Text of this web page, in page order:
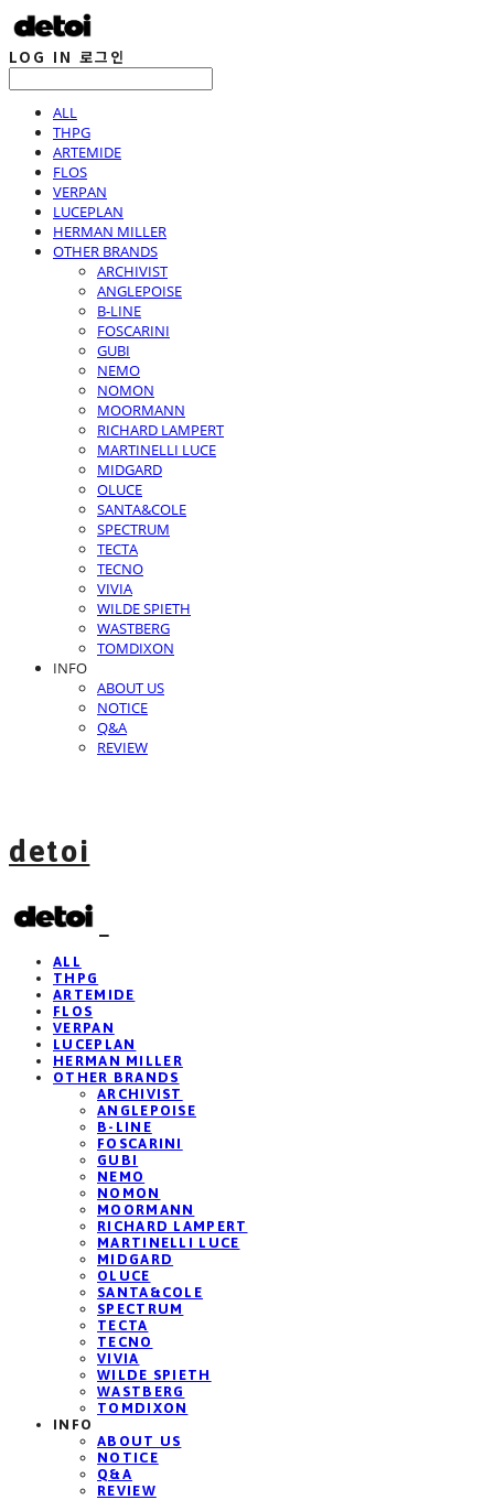
LOG IN 로그인
ALL
THPG
ARTEMIDE
FLOS
VERPAN
LUCEPLAN
HERMAN MILLER
OTHER BRANDS
ARCHIVIST
ANGLEPOISE
B-LINE
FOSCARINI
GUBI
NEMO
NOMON
MOORMANN
RICHARD LAMPERT
MARTINELLI LUCE
MIDGARD
OLUCE
SANTA&COLE
SPECTRUM
TECTA
TECNO
VIVIA
WILDE SPIETH
WASTBERG
TOMDIXON
INFO
ABOUT US
NOTICE
Q&A
REVIEW
detoi
ALL
THPG
ARTEMIDE
FLOS
VERPAN
LUCEPLAN
HERMAN MILLER
OTHER BRANDS
ARCHIVIST
ANGLEPOISE
B-LINE
FOSCARINI
GUBI
NEMO
NOMON
MOORMANN
RICHARD LAMPERT
MARTINELLI LUCE
MIDGARD
OLUCE
SANTA&COLE
SPECTRUM
TECTA
TECNO
VIVIA
WILDE SPIETH
WASTBERG
TOMDIXON
INFO
ABOUT US
NOTICE
Q&A
REVIEW